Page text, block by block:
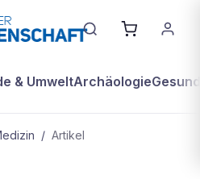
& UmweltArchäologie
/ Artikel